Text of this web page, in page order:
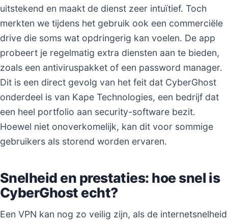
uitstekend en maakt de dienst zeer intuïtief. Toch
merkten we tijdens het gebruik ook een commerciële
drive die soms wat opdringerig kan voelen. De app
probeert je regelmatig extra diensten aan te bieden,
zoals een antiviruspakket of een password manager.
Dit is een direct gevolg van het feit dat CyberGhost
onderdeel is van Kape Technologies, een bedrijf dat
een heel portfolio aan security-software bezit.
Hoewel niet onoverkomelijk, kan dit voor sommige
gebruikers als storend worden ervaren.
Snelheid en prestaties: hoe snel is
CyberGhost echt?
Een VPN kan nog zo veilig zijn, als de internetsnelheid